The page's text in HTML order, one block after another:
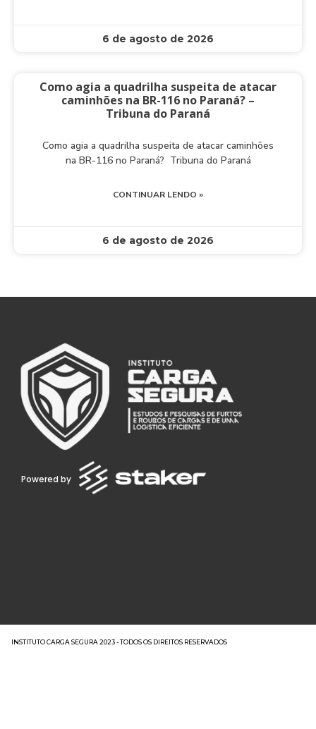
6 de agosto de 2026
Como agia a quadrilha suspeita de atacar
caminhões na BR-116 no Paraná? –
Tribuna do Paraná
Como agia a quadrilha suspeita de atacar caminhões
na BR-116 no Paraná? Tribuna do Paraná
CONTINUAR LENDO »
6 de agosto de 2026
Powered by
INSTITUTO CARGA SEGURA 2023 - TODOS OS DIREITOS RESERVADOS